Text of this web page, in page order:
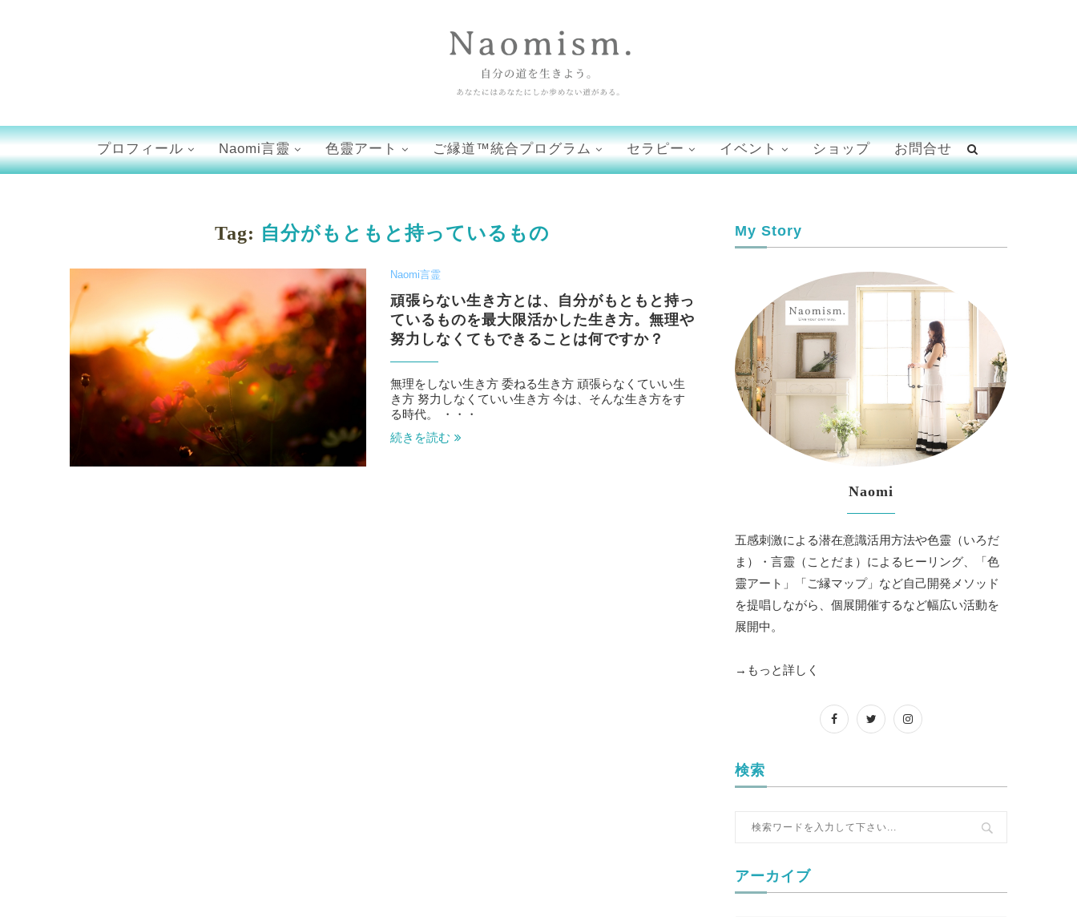
プロフィール Naomi言靈 色靈アート ご縁道™統合プログラム セラピー イベント ショップ お問合せ
Tag: 自分がもともと持っているもの
Naomi言霊
頑張らない生き方とは、自分がもともと持っ
ているものを最大限活かした生き方。無理や
努力しなくてもできることは何ですか？
無理をしない生き方 委ねる生き方 頑張らなくていい生
き方 努力しなくていい生き方 今は、そんな生き方をす
る時代。 ・・・
続きを読む
My Story
Naomi
五感刺激による潜在意識活用方法や色靈（いろだ
ま）・言靈（ことだま）によるヒーリング、「色
靈アート」「ご縁マップ」など自己開発メソッド
を提唱しながら、個展開催するなど幅広い活動を
展開中。
→もっと詳しく
検索
アーカイブ